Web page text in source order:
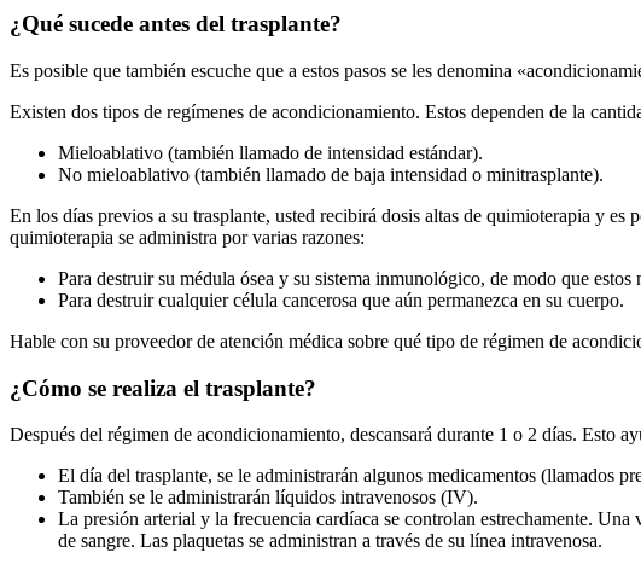
¿Qué sucede antes del trasplante?
Es posible que también escuche que a estos pasos se les denomina
Existen dos tipos de regímenes de acondicionamiento. Estos dependen de la
Mieloablativo (también llamado de intensidad estándar).
No mieloablativo (también llamado de baja intensidad o minitrasplante).
En los días previos a su trasplante, usted recibirá dosis altas de quimioterapia y
quimioterapia se administra por varias razones:
Para destruir su médula ósea y su sistema inmunológico, de modo que estos
Para destruir cualquier célula cancerosa que aún permanezca en su cuerpo.
Hable con su proveedor de atención médica sobre qué tipo de régimen de
¿Cómo se realiza el trasplante?
Después del régimen de acondicionamiento, descansará durante 1 o 2 días. Esto
El día del trasplante, se le administrarán algunos medicamentos (llamados
También se le administrarán líquidos intravenosos (IV).
La presión arterial y la frecuencia cardíaca se controlan estrechamente.
de sangre. Las plaquetas se administran a través de su línea intravenosa.